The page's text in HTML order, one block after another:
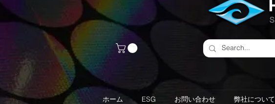
ホーム ESG お問い合わせ 弊社について